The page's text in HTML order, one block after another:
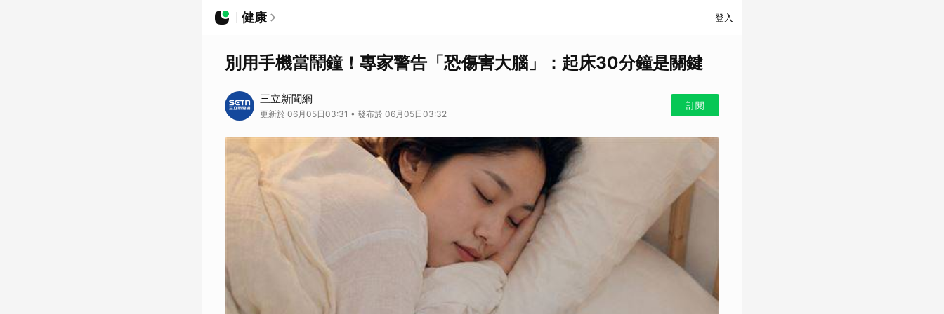
健康 登入
別用手機當鬧鐘！專家警告「恐傷害大腦」：起床30分鐘是關鍵
三立新聞網
更新於 06月05日03:31 • 發布於 06月05日03:32
訂閱